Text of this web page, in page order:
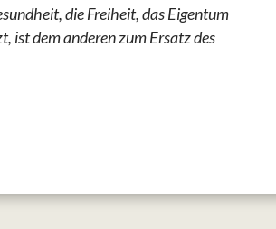
die Freiheit, das Eigentum
ist dem anderen zum Ersatz des